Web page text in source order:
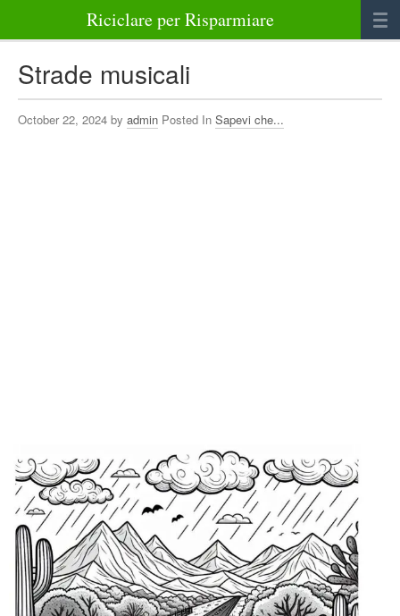
Riciclare per Risparmiare
Bellezza Benessere e Salute
Strade musicali
October 22, 2024 by admin Posted In Sapevi che...